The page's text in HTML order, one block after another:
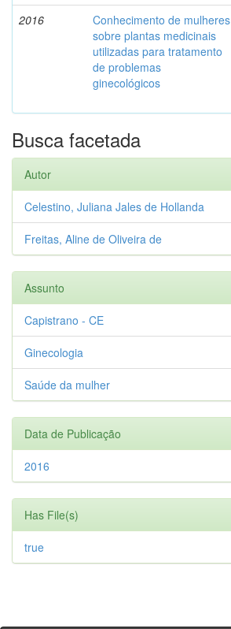
2016
Conhecimento de mulheres
sobre plantas medicinais
utilizadas para tratamento
de problemas
ginecológicos
Busca facetada
Autor
Celestino, Juliana Jales de Hollanda
Freitas, Aline de Oliveira de
Assunto
Capistrano - CE
Ginecologia
Saúde da mulher
Data de Publicação
2016
Has File(s)
true